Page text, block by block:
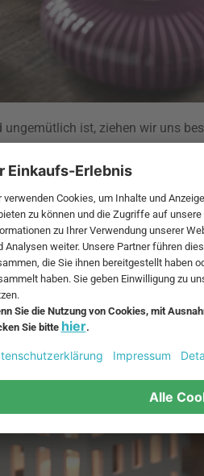
ist, ziehen wir uns
Winter eine große Rolle und
als es sich im
Sofa bequem zu machen?
Fußboden im
Farben tauchen deine Räume in
wir sie mit Teelichthaltern aus